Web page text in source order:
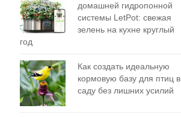
домашней гидропонной
системы LetPot: свежая
зелень на кухне круглый
год
Как создать идеальную
кормовую базу для птиц в
саду без лишних усилий